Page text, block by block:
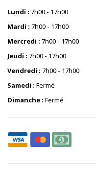
Lundi : 7h00 - 17h00
Mardi : 7h00 - 17h00
Mercredi : 7h00 - 17h00
Jeudi : 7h00 - 17h00
Vendredi : 7h00 - 17h00
Samedi : Fermé
Dimanche : Fermé